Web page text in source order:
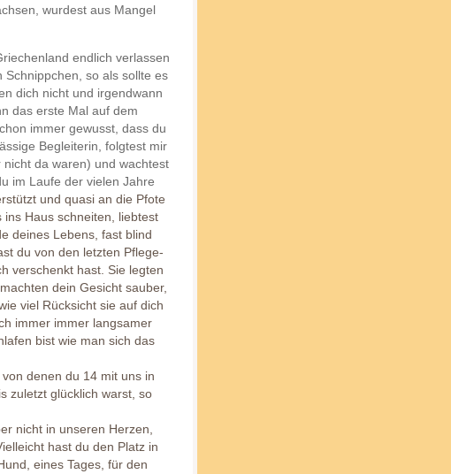
wurdest aus Mangel
endlich verlassen
Schnippchen, so als sollte es
dich nicht und irgendwann
das erste Mal auf dem
immer gewusst, dass du
Begleiterin, folgtest mir
da waren) und wachtest
im Laufe der vielen Jahre
und quasi an die Pfote
Haus schneiten, liebtest
deines Lebens, fast blind
du von den letzten Pflege-
verschenkt hast. Sie legten
dein Gesicht sauber,
viel Rücksicht sie auf dich
immer immer langsamer
bist wie man sich das
denen du 14 mit uns in
zuletzt glücklich warst, so
nicht in unseren Herzen,
hast du den Platz in
eines Tages, für den